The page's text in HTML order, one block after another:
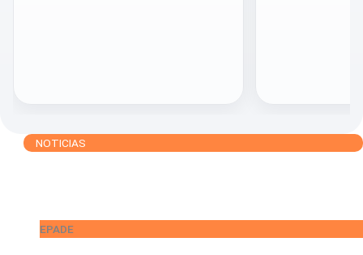
NOTICIAS
EPADE